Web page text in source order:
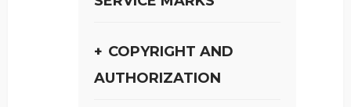
COPYRIGHT AND
AUTHORIZATION